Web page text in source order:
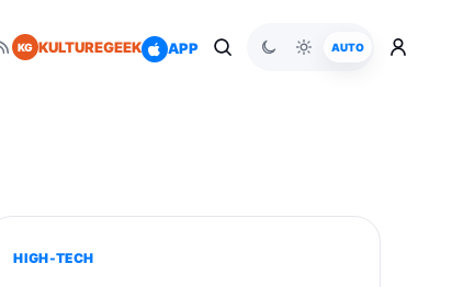
KG KULTUREGEEK APP AUTO
HIGH-TECH